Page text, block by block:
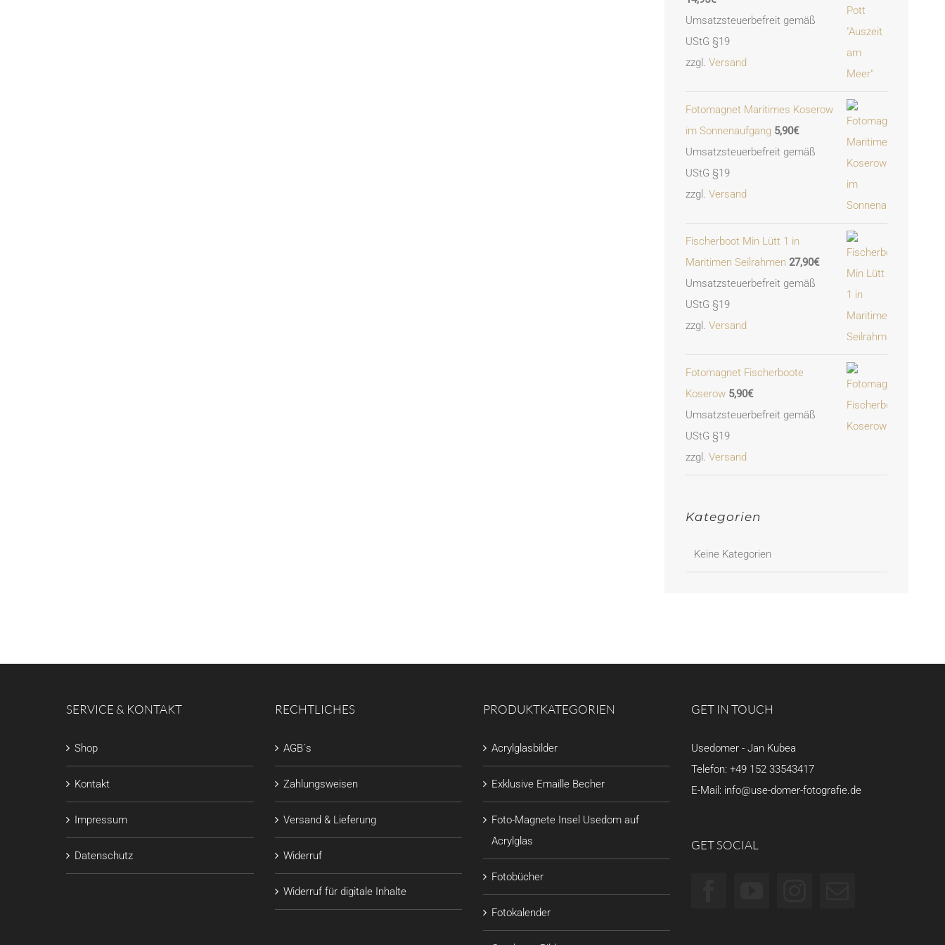
Umsatzsteuerbefreit gemäß
UStG §19
zzgl. Versand
Fotomagnet Maritimes Koserow
im Sonnenaufgang 5,90€
Umsatzsteuerbefreit gemäß
UStG §19
zzgl. Versand
Fischerboot Min Lütt 1 in
Maritimen Seilrahmen 27,90€
Umsatzsteuerbefreit gemäß
UStG §19
zzgl. Versand
Fotomagnet Fischerboote
Koserow 5,90€
Umsatzsteuerbefreit gemäß
UStG §19
zzgl. Versand
Kategorien
Keine Kategorien
SERVICE & KONTAKT
Shop
Kontakt
Impressum
Datenschutz
RECHTLICHES
AGB´s
Zahlungsweisen
Versand & Lieferung
Widerruf
Widerruf für digitale Inhalte
PRODUKTKATEGORIEN
Acrylglasbilder
Exklusive Emaille Becher
Foto-Magnete Insel Usedom auf
Acrylglas
Fotobücher
Fotokalender
GET IN TOUCH
Usedomer - Jan Kubea
Telefon:+49 152 33543417
E-Mail: info@use-domer-fotografie.de
GET SOCIAL